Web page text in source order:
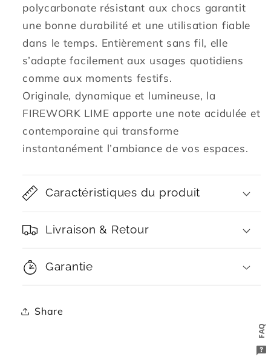
polycarbonate résistant aux chocs garantit
une bonne durabilité et une utilisation fiable
dans le temps. Entièrement sans fil, elle
s’adapte facilement aux usages quotidiens
comme aux moments festifs.
Originale, dynamique et lumineuse, la
FIREWORK LIME apporte une note acidulée et
contemporaine qui transforme
instantanément l’ambiance de vos espaces.
Caractéristiques du produit
Livraison & Retour
Garantie
Share
FAQ